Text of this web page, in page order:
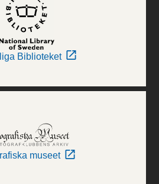
Biblioteket
museet